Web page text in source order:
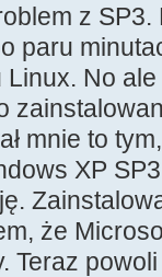
z
paru
No
mnie to
XP
że
Teraz